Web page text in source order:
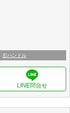
右ハンドル